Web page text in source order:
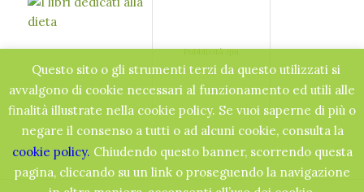
Pubblicità qui
Questo sito o gli strumenti terzi da questo utilizzati si
avvalgono di cookie necessari al funzionamento ed utili alle
finalità illustrate nella cookie policy. Se vuoi saperne di più o
negare il consenso a tutti o ad alcuni cookie, consulta la
cookie policy. Chiudendo questo banner, scorrendo questa
pagina, cliccando su un link o proseguendo la navigazione